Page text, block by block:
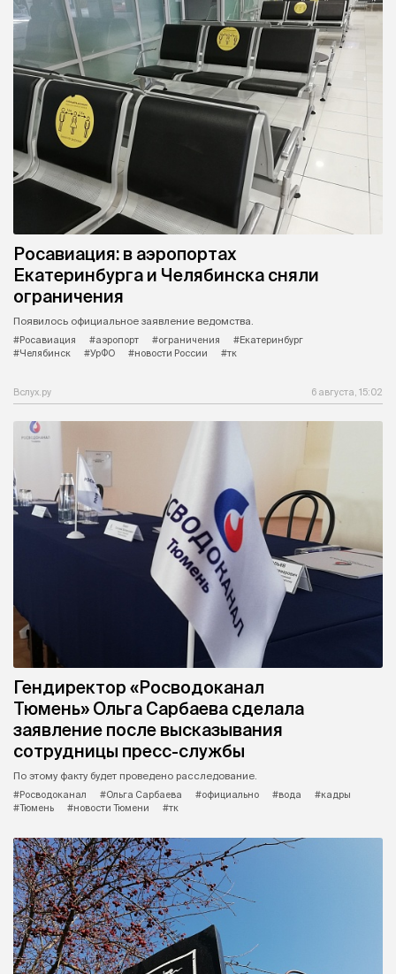
Росавиация: в аэропортах
Екатеринбурга и Челябинска сняли
ограничения
Появилось официальное заявление ведомства.
#Росавиация
#аэропорт #ограничения
#Екатеринбург
#Челябинск
#УрФО #новости России #тк
Вслух.ру 6 августа, 15:02
Гендиректор «Росводоканал
Тюмень» Ольга Сарбаева сделала
заявление после высказывания
сотрудницы пресс-службы
По этому факту будет проведено расследование.
#Росводоканал
#Ольга Сарбаева #официально #вода
#кадры
#Тюмень
#новости Тюмени #тк